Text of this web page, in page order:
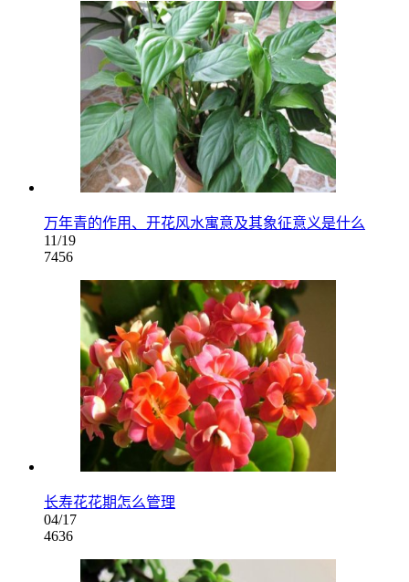
万年青的作用、开花风水寓意及其象征意义是什么
11/19
7456
长寿花花期怎么管理
04/17
4636